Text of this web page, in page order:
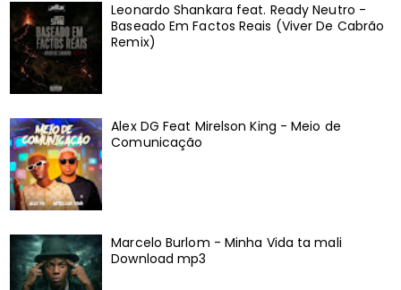
Leonardo Shankara feat. Ready Neutro -
Baseado Em Factos Reais (Viver De Cabrão
Remix)
Alex DG Feat Mirelson King - Meio de
Comunicação
Marcelo Burlom - Minha Vida ta mali
Download mp3